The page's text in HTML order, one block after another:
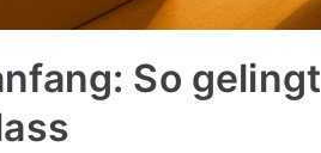
So gelingt